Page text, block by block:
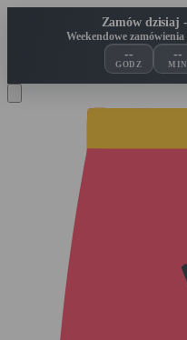
Zamów dzisiaj
Weekendowe
--
GODZ
--
MIN